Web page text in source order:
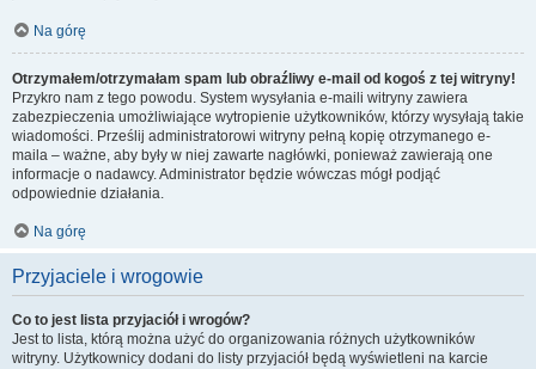
Na górę
Otrzymałem/otrzymałam spam lub obraźliwy e-mail od kogoś z tej witryny!
Przykro nam z tego powodu. System wysyłania e-maili witryny zawiera
zabezpieczenia umożliwiające wytropienie użytkowników, którzy wysyłają takie
wiadomości. Prześlij administratorowi witryny pełną kopię otrzymanego e-
maila – ważne, aby były w niej zawarte nagłówki, ponieważ zawierają one
informacje o nadawcy. Administrator będzie wówczas mógł podjąć
odpowiednie działania.
Na górę
Przyjaciele i wrogowie
Co to jest lista przyjaciół i wrogów?
Jest to lista, którą można użyć do organizowania różnych użytkowników
witryny. Użytkownicy dodani do listy przyjaciół będą wyświetleni na karcie